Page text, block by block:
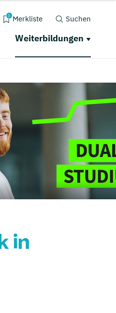
0 Merkliste Suchen
Weiterbildungen
in